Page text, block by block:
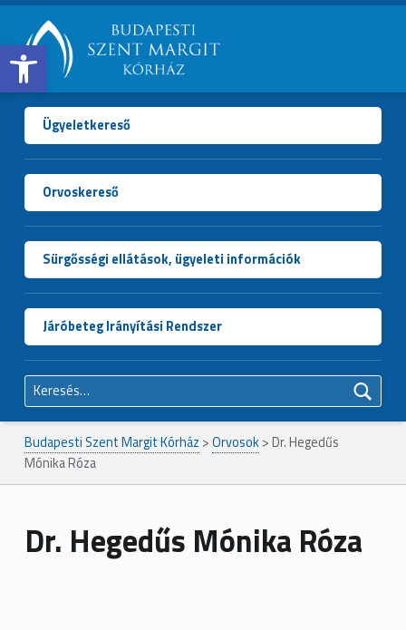
Open toolbar
BUDAPESTI
SZENT
MARGIT
KÓRHÁZ
Ügyeletkereső
Orvoskereső
Sürgősségi ellátások, ügyeleti információk
Járóbeteg Irányítási Rendszer
Keresés:
Budapesti Szent Margit Kórház >Orvosok> Dr. Hegedűs
Mónika Róza
Dr. Hegedűs Mónika Róza